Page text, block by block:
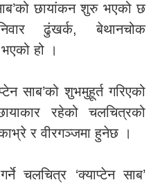
छायांकन शुरु भएको छ
ढुंखर्क, बेथानचोक
हो ।
साब’को शुभमुहूर्त गरिएको
रहेको चलचित्रको
र वीरगञ्जमा हुनेछ ।
चलचित्र ‘क्याप्टेन साब’